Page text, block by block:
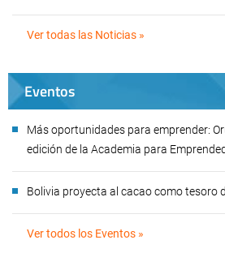
Ver todas las Noticias »
Eventos
Más oportunidades para emprender:
edición de la Academia para
Bolivia proyecta al cacao como tesoro
Ver todos los Eventos »